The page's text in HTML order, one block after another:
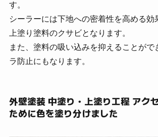
す。
シーラーには下地への密着性を高める効
上塗り塗料のクサビとなります。
また、塗料の吸い込みを抑えることがで
ラ防止にもなります。
外壁塗装 中塗り・上塗り工程 アク
ために色を塗り分けました